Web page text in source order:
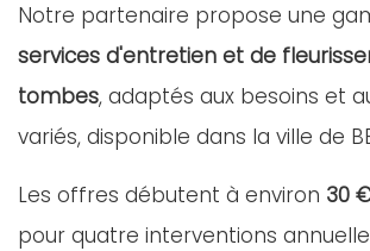
Notre partenaire propose une
services d'entretien et de
tombes, adaptés aux besoins et
variés, disponible dans la ville de
Les offres débutent à environ 30
pour quatre interventions